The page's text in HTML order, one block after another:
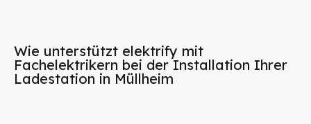
Wie unterstützt elektrify mit
Fachelektrikern bei der Installation Ihrer
Ladestation in Müllheim